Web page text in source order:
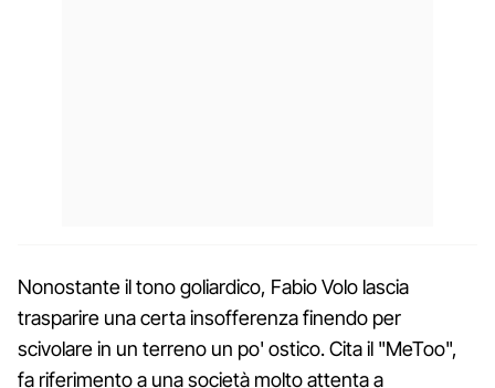
Nonostante il tono goliardico, Fabio Volo lascia
trasparire una certa insofferenza finendo per
scivolare in un terreno un po' ostico. Cita il "MeToo",
fa riferimento a una società molto attenta a